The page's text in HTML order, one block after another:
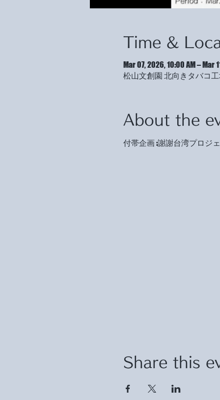
Time &
Mar 07, 2026, 10:00 AM – Mar
松山文創園 北向きタバコ工
About the
付帯企画 :謝謝台湾プロジ
Share this